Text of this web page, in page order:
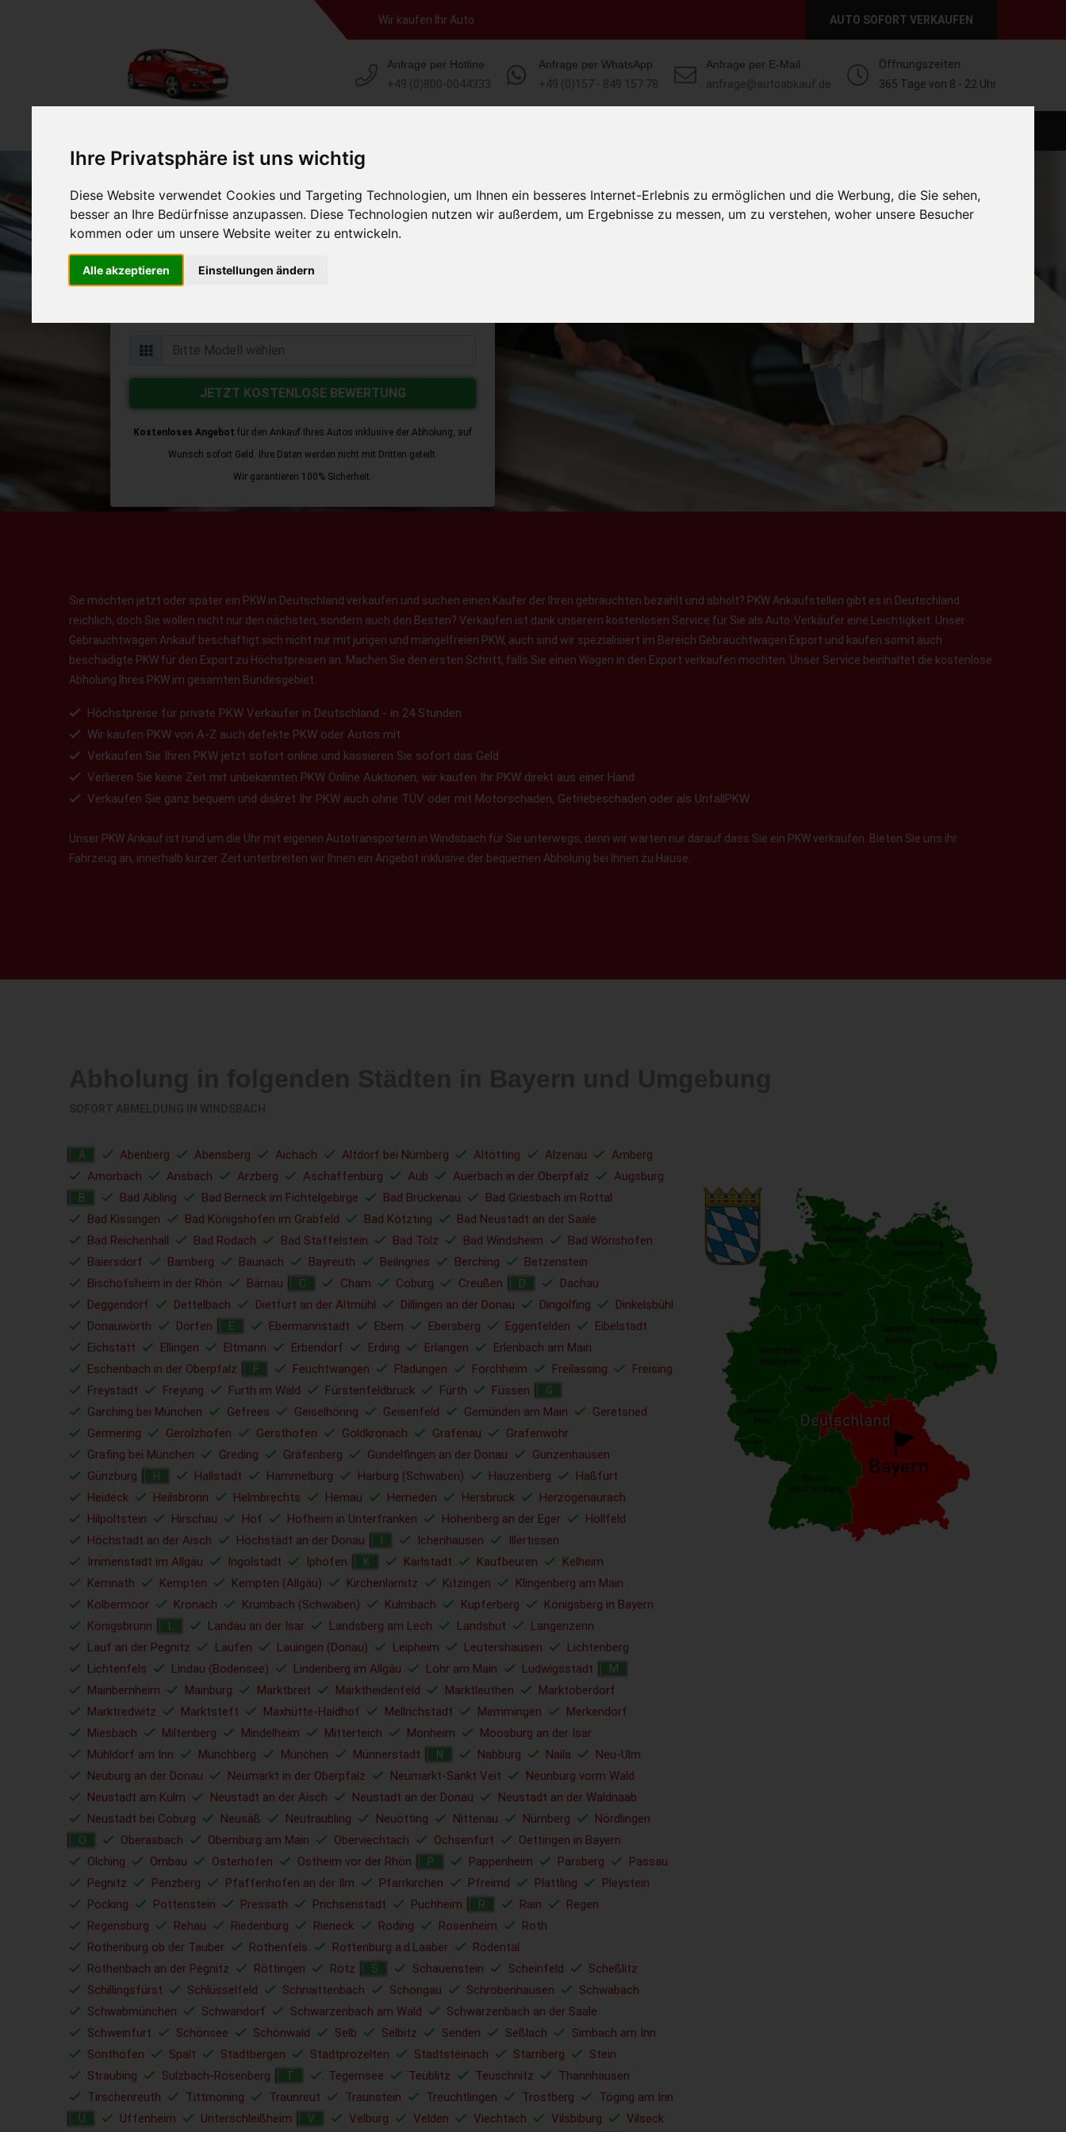
Ihre Privatsphäre ist uns wichtig
Diese Website verwendet Cookies und Targeting Technologien, um Ihnen ein besseres Internet-Erlebnis zu ermöglichen und die Werbung, die Sie sehen,
besser an Ihre Bedürfnisse anzupassen. Diese Technologien nutzen wir außerdem, um Ergebnisse zu messen, um zu verstehen, woher unsere Besucher
kommen oder um unsere Website weiter zu entwickeln.
Alle akzeptieren Einstellungen ändern
Wir kaufen Ihr Auto AUTO SOFORT VERKAUFEN
Anfrage per Hotline
+49 (0)800-0044333
Anfrage per WhatsApp
+49 (0)157 - 849 157 78
Anfrage per E-Mail
anfrage@autoabkauf.de
Öffnungszeiten
365 Tage von 8 - 22 Uhr
Auto verkaufen in Windsbach Bayern
(Deutschland)
Online Auto verkaufen & gratis abholen lassen
Auf Wunsch sofort Geld für Ihr Auto erhalten
JETZT KOSTENLOSE BEWERTUNG
Kostenloses Angebot für den Ankauf Ihres Autos inklusive der Abholung, auf
Wunsch sofort Geld. Ihre Daten werden nicht mit Dritten geteilt.
Wir garantieren 100% Sicherheit.
Sie möchten jetzt oder später ein PKW in Deutschland verkaufen und suchen einen Käufer der Ihren gebrauchten bezahlt und abholt? PKW Ankaufstellen gibt es in Deutschland
reichlich, doch Sie wollen nicht nur den nächsten, sondern auch den Besten? Verkaufen ist dank unserem kostenlosen Service für Sie als Auto-Verkäufer eine Leichtigkeit. Unser
Gebrauchtwagen Ankauf beschäftigt sich nicht nur mit jungen und mängelfreien PKW, auch sind wir spezialisiert im Bereich Gebrauchtwagen Export und kaufen somit auch
beschädigte PKW für den Export zu Höchstpreisen an. Machen Sie den ersten Schritt, falls Sie einen Wagen in den Export verkaufen möchten. Unser Service beinhaltet die kostenlose
Abholung Ihres PKW im gesamten Bundesgebiet.
Höchstpreise für private PKW Verkäufer in Deutschland - in 24 Stunden
Wir kaufen PKW von A-Z auch defekte PKW oder Autos mit
Verkaufen Sie Ihren PKW jetzt sofort online und kassieren Sie sofort das Geld
Verlieren Sie keine Zeit mit unbekannten PKW Online Auktionen, wir kaufen Ihr PKW direkt aus einer Hand
Verkaufen Sie ganz bequem und diskret Ihr PKW auch ohne TÜV oder mit Motorschaden, Getriebeschaden oder als UnfallPKW
Unser PKW Ankauf ist rund um die Uhr mit eigenen Autotransportern in Windsbach für Sie unterwegs, denn wir warten nur darauf dass Sie ein PKW verkaufen. Bieten Sie uns ihr
Fahrzeug an, innerhalb kurzer Zeit unterbreiten wir Ihnen ein Angebot inklusive der bequemen Abholung bei Ihnen zu Hause.
A Abenberg Abensberg Aichach Altdorf bei Nürnberg Altötting Alzenau
Amberg
Amorbach
Ansbach Arzberg Aschaffenburg Aub Auerbach in der Oberpfalz Augsburg
B Bad Aibling Bad Berneck im Fichtelgebirge Bad Brückenau
Bad Griesbach im Rottal
Bad Kissingen
Bad Königshofen im Grabfeld Bad Kötzting
Bad Neustadt an der Saale
Bad Reichenhall
Bad Rodach Bad Staffelstein Bad Tölz Bad Windsheim
Bad Wörishofen
Baiersdorf
Bamberg Baunach Bayreuth Beilngries Berching
Betzenstein
Bischofsheim in der Rhön
Bärnau C Cham Coburg Creußen D
Dachau
Deggendorf
Dettelbach Dietfurt an der Altmühl Dillingen an der Donau Dingolfing
Dinkelsbühl
Donauwörth
Dorfen E Ebermannstadt Ebern Ebersberg Eggenfelden
Eibelstadt
Eichstätt
Ellingen Eltmann Erbendorf Erding Erlangen
Erlenbach am Main
Eschenbach in der Oberpfalz
F Feuchtwangen Fladungen Forchheim Freilassing
Freising
Freystadt
Freyung Furth im Wald Fürstenfeldbruck Fürth Füssen G
Garching bei München Gefrees Geiselhöring Geisenfeld Gemünden am Main
Geretsried
Germering
Gerolzhofen Gersthofen Goldkronach Grafenau
Grafenwöhr
Grafing bei München
Greding Gräfenberg Gundelfingen an der Donau
Gunzenhausen
Günzburg
H Hallstadt Hammelburg Harburg (Schwaben) Hauzenberg
Haßfurt
Heideck
Heilsbronn Helmbrechts Hemau Herrieden Hersbruck
Herzogenaurach
Hilpoltstein
Hirschau Hof Hofheim in Unterfranken Hohenberg an der Eger
Hollfeld
Höchstadt an der Aisch
Höchstädt an der Donau Ichenhausen
Illertissen
Immenstadt im Allgäu
Ingolstadt Iphofen K Karlstadt Kaufbeuren
Kelheim
Kemnath
Kempten Kempten (Allgäu) Kirchenlamitz Kitzingen
Klingenberg am Main
Kolbermoor
Kronach Krumbach (Schwaben) Kulmbach Kupferberg
Königsberg in Bayern
Königsbrunn
Landau an der Isar Landsberg am Lech Landshut
Langenzenn
Lauf an der Pegnitz
Laufen Lauingen (Donau) Leipheim Leutershausen
Lichtenberg
Lichtenfels
Lindau (Bodensee) Lindenberg im Allgäu Lohr am Main Ludwigsstadt M
Mainbernheim Mainburg Marktbreit Marktheidenfeld Marktleuthen
Marktoberdorf
Marktredwitz
Marktsteft Maxhütte-Haidhof Mellrichstadt Memmingen
Merkendorf
Miesbach
Miltenberg Mindelheim Mitterteich Monheim
Moosburg an der Isar
Mühldorf am Inn
Münchberg München Münnerstadt N Nabburg Naila
Neu-Ulm
Neuburg an der Donau
Neumarkt in der Oberpfalz Neumarkt-Sankt Veit
Neunburg vorm Wald
Neustadt am Kulm
Neustadt an der Aisch Neustadt an der Donau
Neustadt an der Waldnaab
Neustadt bei Coburg
Neusäß Neutraubling Neuötting Nittenau Nürnberg Nördlingen
O Oberasbach Obernburg am Main Oberviechtach Ochsenfurt
Oettingen in Bayern
Olching
Ornbau Osterhofen Ostheim vor der Rhön P Pappenheim Parsberg
Passau
Pegnitz
Penzberg Pfaffenhofen an der Ilm Pfarrkirchen Pfreimd Plattling
Pleystein
Pocking
Pottenstein Pressath Prichsenstadt Puchheim R Rain
Regen
Regensburg
Rehau Riedenburg Rieneck Roding Rosenheim
Roth
Rothenburg ob der Tauber
Rothenfels Rottenburg a.d.Laaber
Rödental
Röthenbach an der Pegnitz
Röttingen Rötz S Schauenstein Scheinfeld
Scheßlitz
Schillingsfürst
Schlüsselfeld Schnaittenbach Schongau Schrobenhausen
Schwabach
Schwabmünchen
Schwandorf Schwarzenbach am Wald
Schwarzenbach an der Saale
Schweinfurt
Schönsee Schönwald Selb Selbitz Senden Seßlach
Simbach am Inn
Sonthofen
Spalt Stadtbergen Stadtprozelten Stadtsteinach Starnberg
Stein
Straubing
Sulzbach-Rosenberg T Tegernsee Teublitz Teuschnitz
Thannhausen
Tirschenreuth
Tittmoning Traunreut Traunstein Treuchtlingen Trostberg Töging am Inn
U Uffenheim Unterschleißheim V Velburg Velden Viechtach Vilsbiburg Vilseck